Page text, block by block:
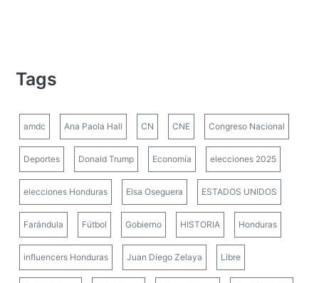
Tags
amdc Ana Paola Hall CN CNE Congreso Nacional
Deportes Donald Trump Economía elecciones 2025
elecciones Honduras Elsa Oseguera ESTADOS UNIDOS
Farándula Fútbol Gobierno HISTORIA Honduras
influencers Honduras Juan Diego Zelaya Libre